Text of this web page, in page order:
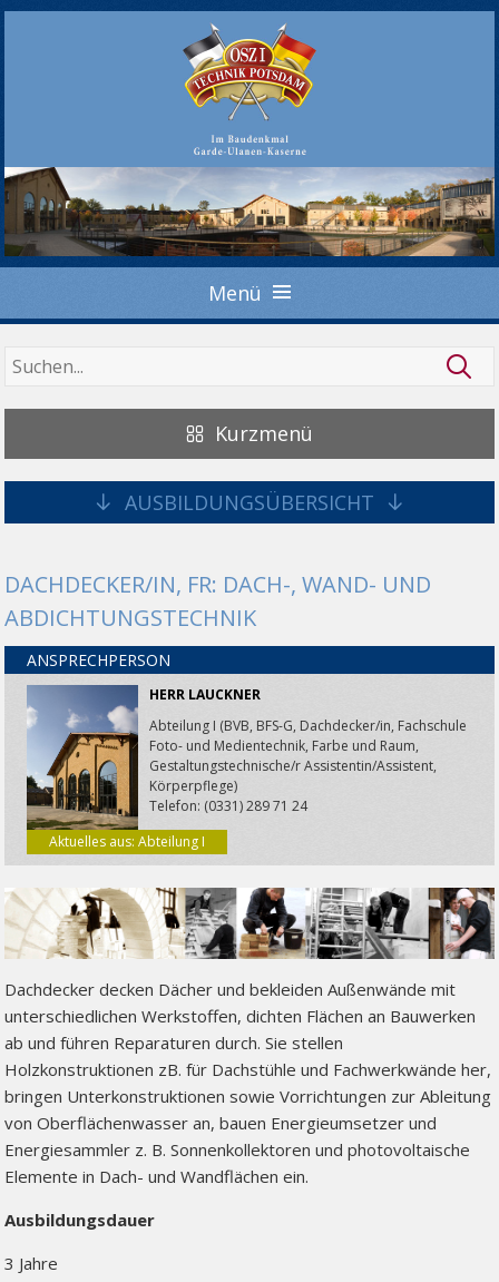
Menü
Kurzmenü
AUSBILDUNGSÜBERSICHT
DACHDECKER/IN, FR: DACH-, WAND- UND
ABDICHTUNGSTECHNIK
ANSPRECHPERSON
HERR LAUCKNER
Abteilung I (BVB, BFS-G, Dachdecker/in, Fachschule
Foto- und Medientechnik, Farbe und Raum,
Gestaltungstechnische/r Assistentin/Assistent,
Körperpflege)
Telefon: (0331) 289 71 24
Aktuelles aus: Abteilung I
Dachdecker decken Dächer und bekleiden Außenwände mit
unterschiedlichen Werkstoffen, dichten Flächen an Bauwerken
ab und führen Reparaturen durch. Sie stellen
Holzkonstruktionen zB. für Dachstühle und Fachwerkwände her,
bringen Unterkonstruktionen sowie Vorrichtungen zur Ableitung
von Oberflächenwasser an, bauen Energieumsetzer und
Energiesammler z. B. Sonnenkollektoren und photovoltaische
Elemente in Dach- und Wandflächen ein.
Ausbildungsdauer
3 Jahre